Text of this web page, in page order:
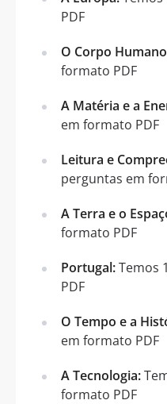
PDF
O Corpo
formato PDF
A Matéria e a
em formato PDF
Leitura e
perguntas em
A Terra e o
formato PDF
Portugal:Temos
PDF
O Tempo e a
em formato PDF
A Tecnologia:
formato PDF